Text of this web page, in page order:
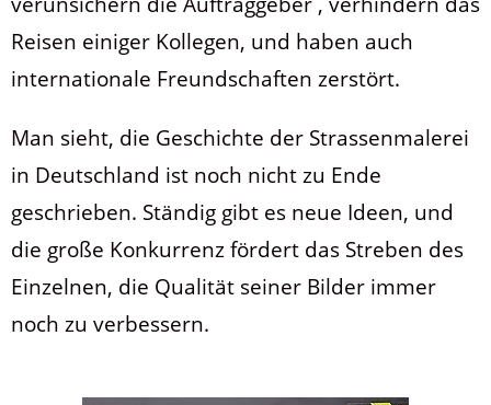
Reisen einiger Kollegen, und haben auch
internationale Freundschaften zerstört.
Man sieht, die Geschichte der Strassenmalerei
in Deutschland ist noch nicht zu Ende
geschrieben. Ständig gibt es neue Ideen, und
die große Konkurrenz fördert das Streben des
Einzelnen, die Qualität seiner Bilder immer
noch zu verbessern.